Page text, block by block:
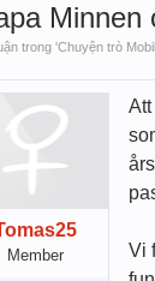
Minnen
trong 'Chuyện trò
Member
Vi